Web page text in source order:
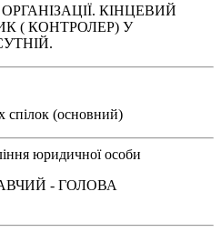
КІНЦЕВИЙ
( КОНТРОЛЕР) У
спілок (основний)
юридичної особи
- ГОЛОВА